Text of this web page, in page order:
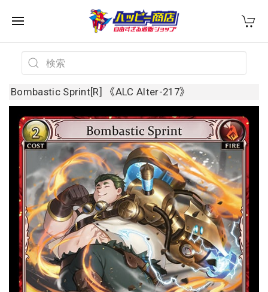
Bombastic Sprint[R] 《ALC Alter-217》